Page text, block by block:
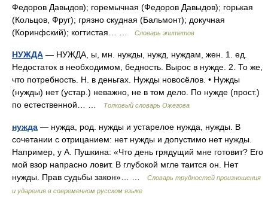
Федоров Давыдов); горемычная (Федоров Давыдов); горькая
(Кольцов, Фруг); грязно скудная (Бальмонт); докучная
(Коринфский); когтистая… …
Словарь эпитетов
НУЖДА — НУЖДА, ы, мн. нужды, нужд, нуждам, жен. 1. ед.
Недостаток в необходимом, бедность. Вырос в нужде. 2. То же,
что потребность. Н. в деньгах. Нужды новосёлов. • Нужды
(нужды) нет (устар.) неважно, не в том дело. По нужде (прост.)
по естественной… …
Толковый словарь Ожегова
нужда — нужда, род. нужды и устарелое нужда, нужды. В
сочетании с отрицанием: нет нужды и допустимо нет нужды.
Например, у А. Пушкина: «Что день грядущий мне готовит? Его
мой взор напрасно ловит. В глубокой мгле таится он. Нет
нужды. Прав судьбы закон»… …
Словарь трудностей произношения
и ударения в современном русском языке